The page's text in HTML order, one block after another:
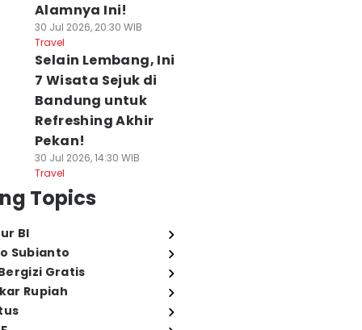
Alamnya Ini!
30 Jul 2026, 20:30 WIB
Travel
Selain Lembang, Ini
7 Wisata Sejuk di
Bandung untuk
Refreshing Akhir
Pekan!
30 Jul 2026, 14:30 WIB
Travel
Topics
BI
Subianto
Gratis
Rupiah